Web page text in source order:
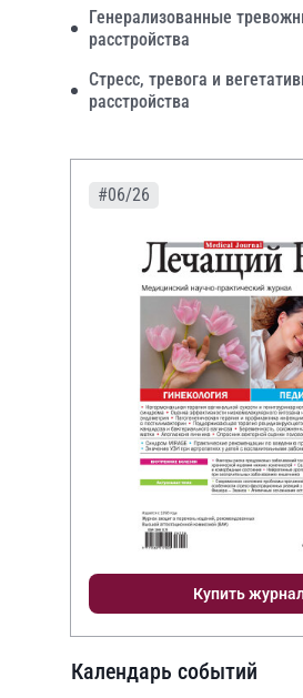
Генерализованные
расстройства
Стресс, тревога и
расстройства
#06/26
Купить
Календарь событий